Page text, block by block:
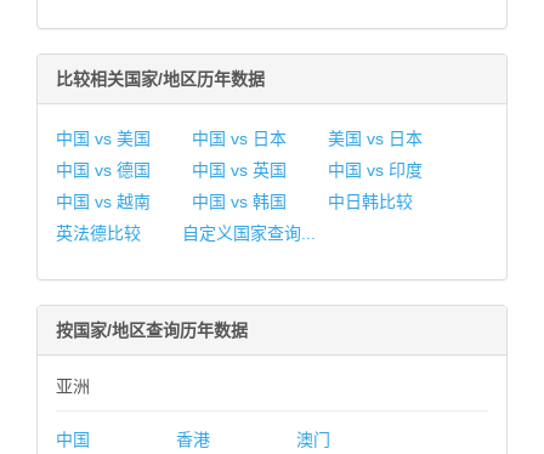
比较相关国家/地区历年数据
中国 vs 美国 中国 vs 日本
美国 vs 日本
中国 vs 德国
中国 vs 英国
中国 vs 印度
中国 vs 越南
中国 vs 韩国
中日韩比较
英法德比较
自定义国家查询...
按国家/地区查询历年数据
亚洲
中国 香港
澳门